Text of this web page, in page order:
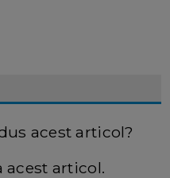
acest articol?
acest articol.